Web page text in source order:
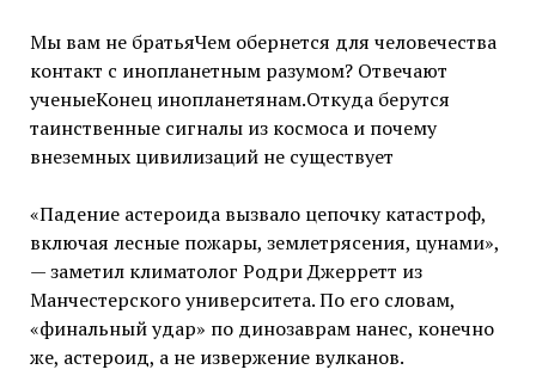
Мы вам не братьяЧем обернется для человечества
контакт с инопланетным разумом? Отвечают
ученыеКонец инопланетянам.Откуда берутся
таинственные сигналы из космоса и почему
внеземных цивилизаций не существует
«Падение астероида вызвало цепочку катастроф,
включая лесные пожары, землетрясения, цунами»,
— заметил климатолог Родри Джерретт из
Манчестерского университета. По его словам,
«финальный удар» по динозаврам нанес, конечно
же, астероид, а не извержение вулканов.